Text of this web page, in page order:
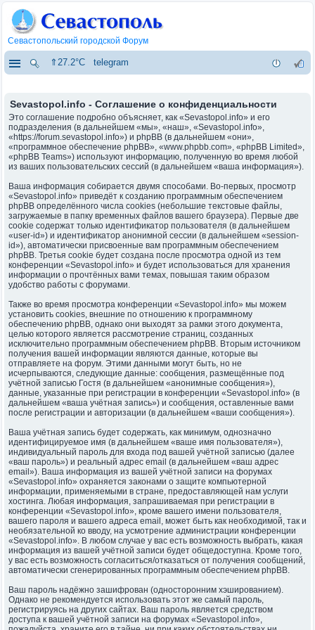
Севастопольский городской Форум
⇑27.2°C telegram
Sevastopol.info - Соглашение о конфиденциальности
Это соглашение подробно объясняет, как «Sevastopol.info» и его
подразделения (в дальнейшем «мы», «наш», «Sevastopol.info»,
«https://forum.sevastopol.info») и phpBB (в дальнейшем «они»,
«программное обеспечение phpBB», «www.phpbb.com», «phpBB Limited»,
«phpBB Teams») используют информацию, полученную во время любой
из ваших пользовательских сессий (в дальнейшем «ваша информация»).
Ваша информация собирается двумя способами. Во-первых, просмотр
«Sevastopol.info» приведёт к созданию программным обеспечением
phpBB определённого числа cookies (небольшие текстовые файлы,
загружаемые в папку временных файлов вашего браузера). Первые две
cookie содержат только идентификатор пользователя (в дальнейшем
«user-id») и идентификатор анонимной сессии (в дальнейшем «session-
id»), автоматически присвоенные вам программным обеспечением
phpBB. Третья cookie будет создана после просмотра одной из тем
конференции «Sevastopol.info» и будет использоваться для хранения
информации о прочтённых вами темах, повышая таким образом
удобство работы с форумами.
Также во время просмотра конференции «Sevastopol.info» мы можем
установить cookies, внешние по отношению к программному
обеспечению phpBB, однако они выходят за рамки этого документа,
целью которого является рассмотрение страниц, созданных
исключительно программным обеспечением phpBB. Вторым источником
получения вашей информации являются данные, которые вы
отправляете на форум. Этими данными могут быть, но не
исчерпываются, следующие данные: сообщения, размещённые под
учётной записью Гостя (в дальнейшем «анонимные сообщения»),
данные, указанные при регистрации в конференции «Sevastopol.info» (в
дальнейшем «ваша учётная запись») и сообщения, оставленные вами
после регистрации и авторизации (в дальнейшем «ваши сообщения»).
Ваша учётная запись будет содержать, как минимум, однозначно
идентифицируемое имя (в дальнейшем «ваше имя пользователя»),
индивидуальный пароль для входа под вашей учётной записью (далее
«ваш пароль») и реальный адрес email (в дальнейшем «ваш адрес
email»). Ваша информация из вашей учётной записи на форумах
«Sevastopol.info» охраняется законами о защите компьютерной
информации, применяемыми в стране, предоставляющей нам услуги
хостинга. Любая информация, запрашиваемая при регистрации в
конференции «Sevastopol.info», кроме вашего имени пользователя,
вашего пароля и вашего адреса email, может быть как необходимой, так и
необязательной ко вводу, на усмотрение администрации конференции
«Sevastopol.info». В любом случае у вас есть возможность выбрать, какая
информация из вашей учётной записи будет общедоступна. Кроме того,
у вас есть возможность согласиться/отказаться от получения сообщений,
автоматически сгенерированных программным обеспечением phpBB.
Ваш пароль надёжно зашифрован (односторонним хэшированием).
Однако не рекомендуется использовать этот же самый пароль,
регистрируясь на других сайтах. Ваш пароль является средством
доступа к вашей учётной записи на форумах «Sevastopol.info»,